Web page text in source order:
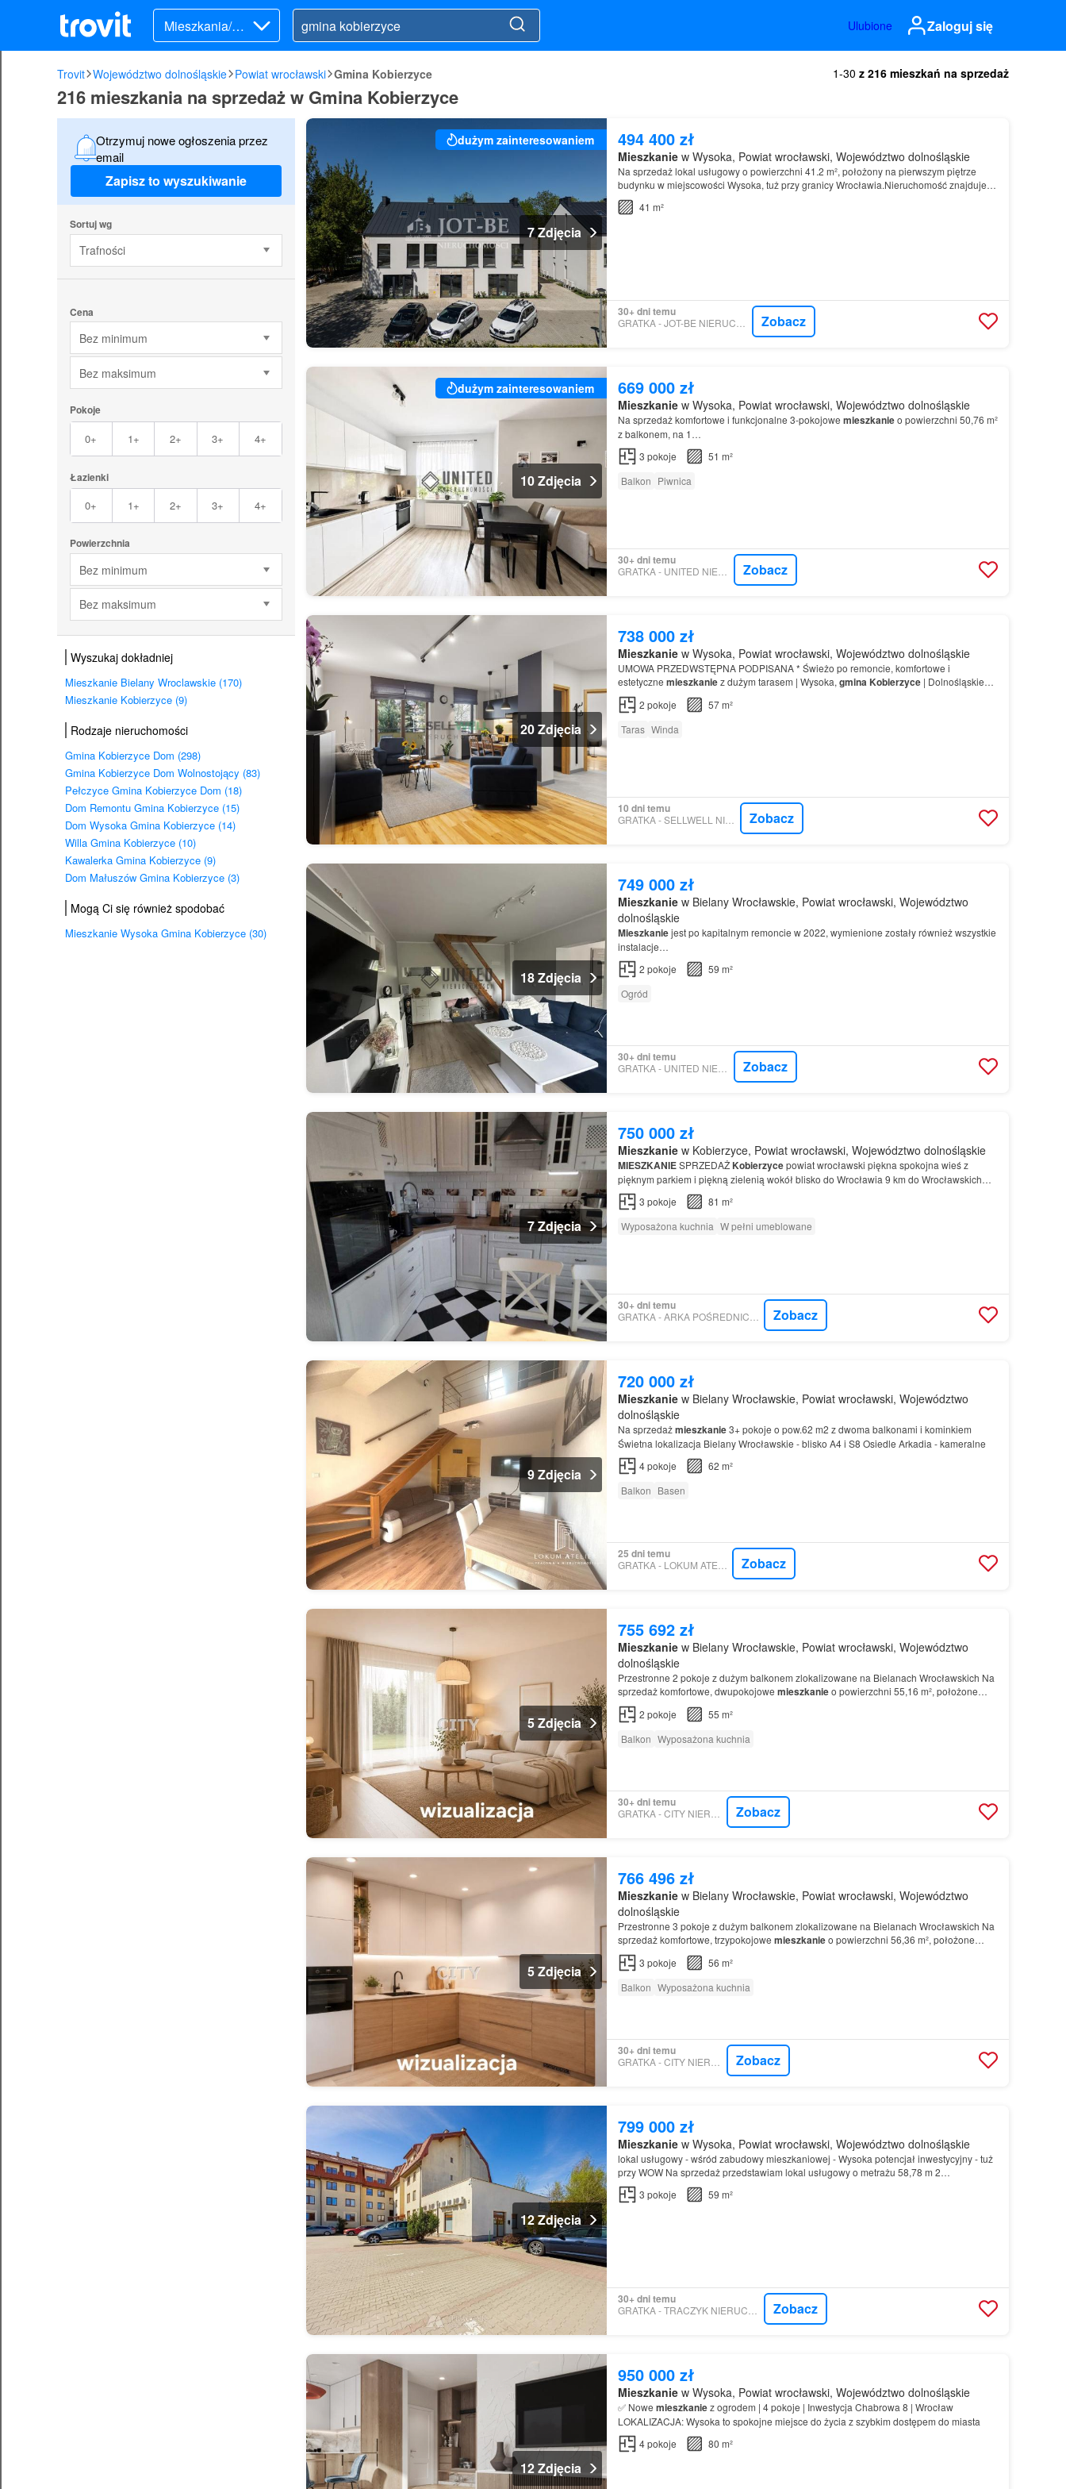
Mieszkania/Do
my (sprzedaż)
Ulubione Zaloguj się
Trovit Województwo dolnośląskie Powiat wrocławski Gmina Kobierzyce 1-30 z 216 mieszkań na sprzedaż
216 mieszkania na sprzedaż w Gmina Kobierzyce
Otrzymuj nowe ogłoszenia przez
email
Zapisz to wyszukiwanie
Sortuj wg
Trafności
Cena
Bez minimum
Bez maksimum
Pokoje
0+ 1+ 2+ 3+ 4+
Łazienki
0+ 1+ 2+ 3+ 4+
Powierzchnia
Bez minimum
Bez maksimum
Wyszukaj dokładniej
Mieszkanie Bielany Wroclawskie (170)
Mieszkanie Kobierzyce (9)
Rodzaje nieruchomości
Gmina Kobierzyce Dom (298)
Gmina Kobierzyce Dom Wolnostojący (83)
Pełczyce Gmina Kobierzyce Dom (18)
Dom Remontu Gmina Kobierzyce (15)
Dom Wysoka Gmina Kobierzyce (14)
Willa Gmina Kobierzyce (10)
Kawalerka Gmina Kobierzyce (9)
Dom Małuszów Gmina Kobierzyce (3)
Mogą Ci się również spodobać
Mieszkanie Wysoka Gmina Kobierzyce (30)
dużym zainteresowaniem
7 Zdjęcia
494 400 zł
Mieszkaniew Wysoka, Powiat wrocławski, Województwo dolnośląskie
Na sprzedaż lokal usługowy o powierzchni 41.2 m², położony na pierwszym piętrze
budynku w miejscowości Wysoka, tuż przy granicy Wrocławia.Nieruchomość znajduje
się w otoczeniu biur oraz lokali usługowych, co sprzyja prowadzen…
41 m²
30+ dni temu
GRATKA - JOT-BE NIERUCHOMOŚCI SP. Z O.O. Zobacz
dużym zainteresowaniem
10 Zdjęcia
669 000 zł
Mieszkaniew Wysoka, Powiat wrocławski, Województwo dolnośląskie
Na sprzedaż komfortowe i funkcjonalne 3-pokojowe mieszkanieo powierzchni 50,76 m²
z balkonem, na 1…
3 pokoje
51 m²
Balkon Piwnica
30+ dni temu
GRATKA - UNITED NIERUCHOMOŚCI Zobacz
20 Zdjęcia
738 000 zł
Mieszkaniew Wysoka, Powiat wrocławski, Województwo dolnośląskie
UMOWA PRZEDWSTĘPNA PODPISANA * Świeżo po remoncie, komfortowe i
estetyczne mieszkaniez dużym tarasem | Wysoka, gmina Kobierzyce| Dolnośląskie
Szukasz
Mieszkanie
2 pokoje
57 m²
Taras Winda
10 dni temu
GRATKA - SELLWELL NIERUCHOMOŚCI Zobacz
18 Zdjęcia
749 000 zł
Mieszkaniew Bielany Wrocławskie, Powiat wrocławski, Województwo
dolnośląskie
Mieszkaniejest po kapitalnym remoncie w 2022, wymienione zostały również wszystkie
instalacje…
2 pokoje
59 m²
Ogród
30+ dni temu
GRATKA - UNITED NIERUCHOMOŚCI Zobacz
7 Zdjęcia
750 000 zł
Mieszkaniew Kobierzyce, Powiat wrocławski, Województwo dolnośląskie
MIESZKANIESPRZEDAŻ Kobierzycepowiat wrocławski piękna spokojna wieś z
pięknym parkiem i piękną zielenią wokół blisko do Wrocławia 9 km do Wrocławskich
Mieszkanie zadbane. słoneczne jasne…
3 pokoje
81 m²
Wyposażona kuchnia W pełni umeblowane
30+ dni temu
GRATKA - ARKA POŚREDNICTWO W OBROCIE NIERUCHOMOŚCIAMI BARBARA SIKORSKA Zobacz
9 Zdjęcia
720 000 zł
Mieszkaniew Bielany Wrocławskie, Powiat wrocławski, Województwo
dolnośląskie
Na sprzedażmieszkanie3+ pokoje o pow.62 m2 z dwoma balkonami i kominkiem
Świetna lokalizacja Bielany Wrocławskie - blisko A4 i S8 Osiedle Arkadia - kameralne
4pokoje
62 m²
Balkon Basen
25 dni temu
GRATKA - LOKUM ATELIER SP. Z O.O Zobacz
5 Zdjęcia
755 692 zł
Mieszkaniew Bielany Wrocławskie, Powiat wrocławski, Województwo
dolnośląskie
Przestronne 2 pokoje z dużym balkonem zlokalizowane na Bielanach Wrocławskich Na
sprzedaż komfortowe, dwupokojowe mieszkanieo powierzchni 55,16 m², położone
Mieszkanie wyróżnia się funkcjonalnym układem pomieszczeń oraz dużą…
2 pokoje
55 m²
Balkon Wyposażona kuchnia
30+ dni temu
Zobacz
5 Zdjęcia
766 496 zł
Mieszkaniew Bielany Wrocławskie, Powiat wrocławski, Województwo
dolnośląskie
Przestronne 3 pokoje z dużym balkonem zlokalizowane na Bielanach Wrocławskich Na
sprzedaż komfortowe, trzypokojowe mieszkanieo powierzchni 56,36 m², położone
Mieszkanie wyróżnia się funkcjonalnym układem pomieszczeń oraz duż…
3 pokoje
56 m²
Balkon Wyposażona kuchnia
30+ dni temu
Zobacz
12 Zdjęcia
799 000 zł
Mieszkaniew Wysoka, Powiat wrocławski, Województwo dolnośląskie
lokal usługowy - wśród zabudowy mieszkaniowej - Wysoka potencjał inwestycyjny - tuż
przy WOW Na sprzedaż przedstawiam lokal usługowy o metrażu 58,78 m 2
zlokalizowany tuż przy powstającej Wschodniej Obwodnicy Wrocławia, na od…
3 pokoje 59 m²
30+ dni temu
Zobacz
12 Zdjęcia
950 000 zł
Mieszkaniew Wysoka, Powiat wrocławski, Województwo dolnośląskie
✅ Nowe mieszkaniez ogrodem | 4 pokoje | Inwestycja Chabrowa 8 | Wrocław
LOKALIZACJA: Wysoka to spokojne miejsce do życia z szybkim dostępem do miasta
4pokoje 80 m²